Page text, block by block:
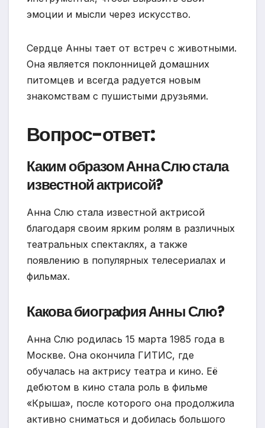
эмоции и мысли через искусство.
Сердце Анны тает от встреч с животными.
Она является поклонницей домашних
питомцев и всегда радуется новым
знакомствам с пушистыми друзьями.
Вопрос-ответ:
Каким образом Анна Слю стала
известной актрисой?
Анна Слю стала известной актрисой
благодаря своим ярким ролям в различных
театральных спектаклях, а также
появлению в популярных телесериалах и
фильмах.
Какова биография Анны Слю?
Анна Слю родилась 15 марта 1985 года в
Москве. Она окончила ГИТИС, где
обучалась на актрису театра и кино. Её
дебютом в кино стала роль в фильме
«Крыша», после которого она продолжила
активно сниматься и добилась большого